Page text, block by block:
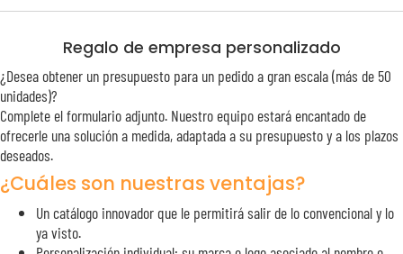
Regalo de empresa personalizado
¿Desea obtener un presupuesto para un pedido a gran escala (más de 50
unidades)?
Complete el formulario adjunto. Nuestro equipo estará encantado de
ofrecerle una solución a medida, adaptada a su presupuesto y a los plazos
deseados.
¿Cuáles son nuestras ventajas?
Un catálogo innovador que le permitirá salir de lo convencional y lo
ya visto.